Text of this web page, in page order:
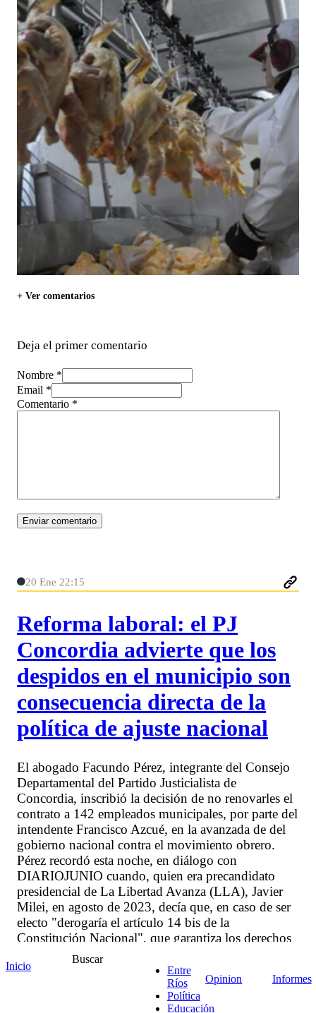
+ Ver comentarios
Deja el primer comentario
Nombre *
Email *
Comentario *
20 Ene 22:15
Reforma laboral: el PJ
Concordia advierte que los
despidos en el municipio son
consecuencia directa de la
política de ajuste nacional
El abogado Facundo Pérez, integrante del Consejo
Departamental del Partido Justicialista de
Concordia, inscribió la decisión de no renovarles el
contrato a 142 empleados municipales, por parte del
intendente Francisco Azcué, en la avanzada de del
gobierno nacional contra el movimiento obrero.
Pérez recordó esta noche, en diálogo con
DIARIOJUNIO cuando, quien era precandidato
presidencial de La Libertad Avanza (LLA), Javier
Milei, en agosto de 2023, decía que, en caso de ser
electo "derogaría el artículo 14 bis de la
Constitución Nacional", que garantiza los derechos
laborales, las jubilaciones y todo el sistema de la
seguridad social. En definitiva, "estaba anunciando
que iba a intentar eliminar la estabilidad laboral",
indicó Pérez. En ese marco, éste jueves 22 de enero,
Inicio
Buscar
Entre
Ríos
Política
Educación
Opinion Informes